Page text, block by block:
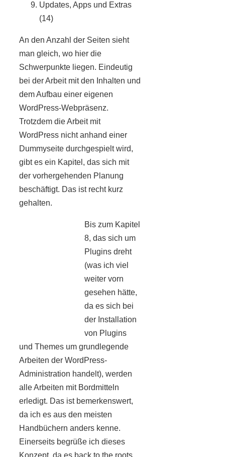
Updates, Apps und Extras
(14)
An den Anzahl der Seiten sieht
man gleich, wo hier die
Schwerpunkte liegen. Eindeutig
bei der Arbeit mit den Inhalten und
dem Aufbau einer eigenen
WordPress-Webpräsenz.
Trotzdem die Arbeit mit
WordPress nicht anhand einer
Dummyseite durchgespielt wird,
gibt es ein Kapitel, das sich mit
der vorhergehenden Planung
beschäftigt. Das ist recht kurz
gehalten.
Bis zum Kapitel
8, das sich um
Plugins dreht
(was ich viel
weiter vorn
gesehen hätte,
da es sich bei
der Installation
von Plugins
und Themes um grundlegende
Arbeiten der WordPress-
Administration handelt), werden
alle Arbeiten mit Bordmitteln
erledigt. Das ist bemerkenswert,
da ich es aus den meisten
Handbüchern anders kenne.
Einerseits begrüße ich dieses
Konzept, da es back to the roots